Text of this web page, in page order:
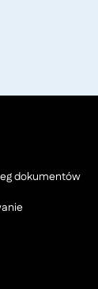
dokumentów